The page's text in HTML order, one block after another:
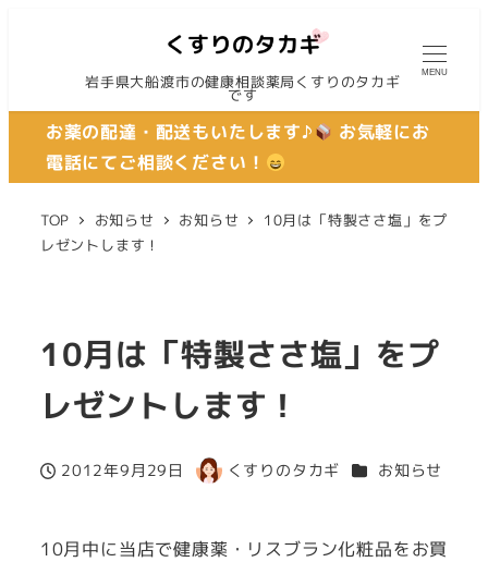
岩手県大船渡市の健康相談薬局くすりのタカギ
です
MENU
お薬の配達・配送もいたします♪
お気軽にお
電話にてご相談ください！
TOP お知らせ お知らせ
10月は「特製ささ塩」をプ
レゼントします！
10月は「特製ささ塩」をプ
レゼントします！
投稿日
2012年9月29日
著
くすりのタカギ カテゴリー
お知らせ
10月中に当店で健康薬・リスブラン化粧品をお買